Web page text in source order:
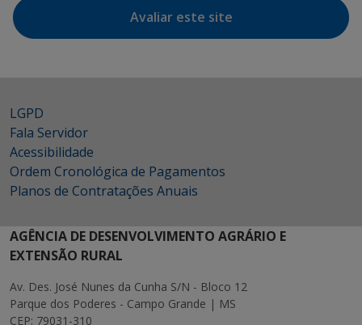
Avaliar este site
LGPD
Fala Servidor
Acessibilidade
Ordem Cronológica de Pagamentos
Planos de Contratações Anuais
AGÊNCIA DE DESENVOLVIMENTO AGRÁRIO E
EXTENSÃO RURAL
Av. Des. José Nunes da Cunha S/N - Bloco 12
Parque dos Poderes - Campo Grande | MS
CEP: 79031-310